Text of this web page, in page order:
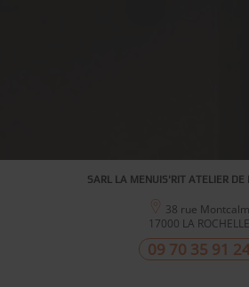
SARL LA MENUIS'RIT ATELIER DE
38 rue Montcalm
17000 LA ROCHELLE
09 70 35 91